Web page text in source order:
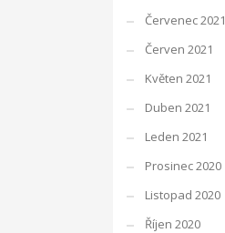
Červenec 2021
Červen 2021
Květen 2021
Duben 2021
Leden 2021
Prosinec 2020
Listopad 2020
Říjen 2020